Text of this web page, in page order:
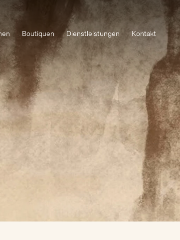
Boutiquen Dienstleistungen Kontakt